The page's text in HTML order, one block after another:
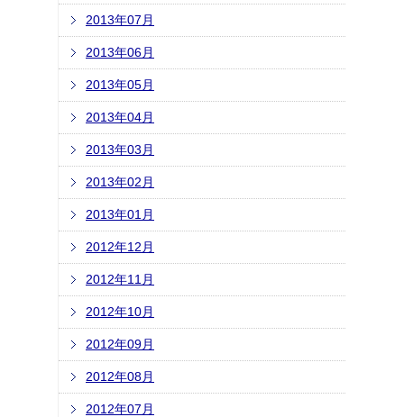
2013年07月
2013年06月
2013年05月
2013年04月
2013年03月
2013年02月
2013年01月
2012年12月
2012年11月
2012年10月
2012年09月
2012年08月
2012年07月